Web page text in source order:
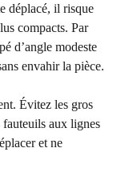
déplacé, il risque
compacts. Par
d’angle modeste
envahir la pièce.
Évitez les gros
aux lignes
et ne